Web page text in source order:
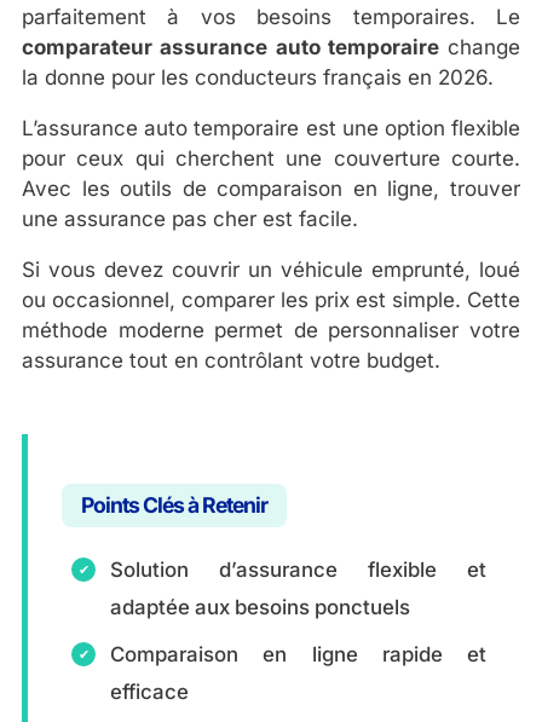
parfaitement à vos besoins temporaires. Le
comparateur assurance auto temporairechange
la donne pour les conducteurs français en 2026.
L’assurance auto temporaire est une option flexible
pour ceux qui cherchent une couverture courte.
Avec les outils de comparaison en ligne, trouver
une assurance pas cher est facile.
Si vous devez couvrir un véhicule emprunté, loué
ou occasionnel, comparer les prix est simple. Cette
méthode moderne permet de personnaliser votre
assurance tout en contrôlant votre budget.
Points Clés à Retenir
Solution d’assurance flexible et
adaptée aux besoins ponctuels
Comparaison en ligne rapide et
efficace